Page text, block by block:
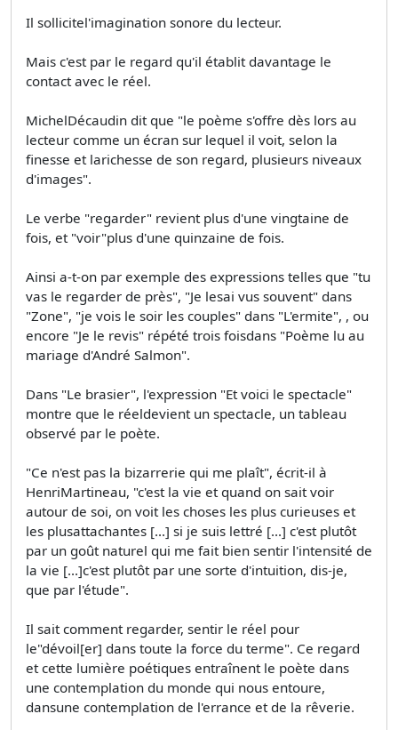
Il sollicitel'imagination sonore du lecteur.
Mais c'est par le regard qu'il établit davantage le
contact avec le réel.
MichelDécaudin dit que "le poème s'offre dès lors au
lecteur comme un écran sur lequel il voit, selon la
finesse et larichesse de son regard, plusieurs niveaux
d'images".
Le verbe "regarder" revient plus d'une vingtaine de
fois, et "voir"plus d'une quinzaine de fois.
Ainsi a-t-on par exemple des expressions telles que "tu
vas le regarder de près", "Je lesai vus souvent" dans
"Zone", "je vois le soir les couples" dans "L'ermite", , ou
encore "Je le revis" répété trois foisdans "Poème lu au
mariage d'André Salmon".
Dans "Le brasier", l'expression "Et voici le spectacle"
montre que le réeldevient un spectacle, un tableau
observé par le poète.
"Ce n'est pas la bizarrerie qui me plaît", écrit-il à
HenriMartineau, "c'est la vie et quand on sait voir
autour de soi, on voit les choses les plus curieuses et
les plusattachantes [...] si je suis lettré [...] c'est plutôt
par un goût naturel qui me fait bien sentir l'intensité de
la vie [...]c'est plutôt par une sorte d'intuition, dis-je,
que par l'étude".
Il sait comment regarder, sentir le réel pour
le"dévoil[er] dans toute la force du terme". Ce regard
et cette lumière poétiques entraînent le poète dans
une contemplation du monde qui nous entoure,
dansune contemplation de l'errance et de la rêverie.